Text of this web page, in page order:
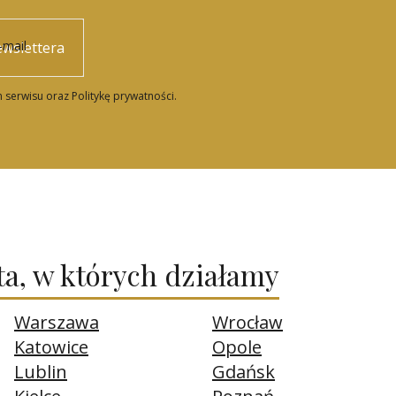
serwisu oraz Politykę prywatności.
w których działamy
Warszawa
Katowice
Lublin
Wrocław
Opole
Gdańsk